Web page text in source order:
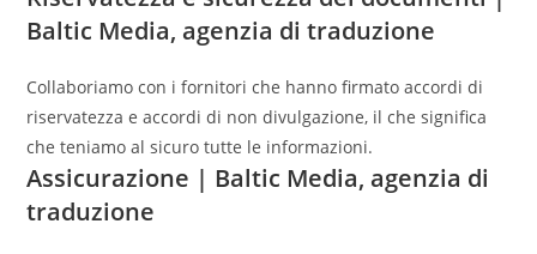
Baltic Media, agenzia di traduzione
Collaboriamo con i fornitori che hanno firmato accordi di
riservatezza e accordi di non divulgazione, il che significa
che teniamo al sicuro tutte le informazioni.
Assicurazione | Baltic Media, agenzia di
traduzione